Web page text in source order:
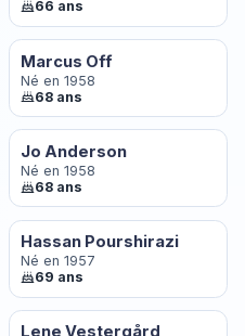
66 ans
Marcus Off
Né en 1958
68 ans
Jo Anderson
Né en 1958
68 ans
Hassan Pourshirazi
Né en 1957
69 ans